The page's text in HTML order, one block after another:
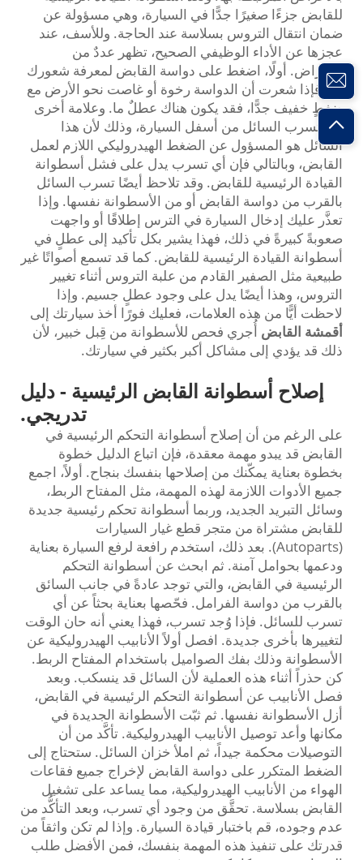
للقابض جزءًا صغيرًا جدًّا في السيارة، وهي مسؤولة عن
ضمان انتقال التروس بسلاسة عند الحاجة. وللأسف، عند
عجزها عن الأداء الوظيفي الصحيح، تظهر عددٌ من
الأعراض. أولًا، اضغط على دواسة القابض لمعرفة شعورك
بها. فإذا شعرت أن الدواسة رخوة أو غاصت نحو الأرض مع
ضغطٍ خفيف جدًّا، فقد يكون هناك عطلٌ ما. وعلامة أخرى
هي تسرب السائل من أسفل السيارة، وذلك لأن هذا
السائل هو المسؤول عن الضغط الهيدروليكي اللازم لعمل
القابض، وبالتالي فإن أي تسرب يدل على فشل أسطوانة
القيادة الرئيسية للقابض. وقد تلاحظ أيضًا تسرب السائل
بالقرب من دواسة القابض أو من الأسطوانة نفسها. وإذا
تعذَّر عليك إدخال السيارة في الترس إطلاقًا أو واجهت
صعوبةً كبيرةً في ذلك، فهذا يشير بكل تأكيد إلى عطلٍ في
أسطوانة القيادة الرئيسية للقابض. كما قد تسمع أصواتًا غير
طبيعية مثل الصفير القادم من علبة التروس أثناء تغيير
التروس، وهذا أيضًا يدل على وجود عطلٍ جسيم. وإذا
لاحظت أيًّا من هذه العلامات، فعليك فورًا أخذ سيارتك إلى
أقمشة القابض أُجري فحص للأسطوانة من قِبل خبير، لأن
ذلك قد يؤدي إلى مشاكل أكبر بكثير في سيارتك.
إصلاح أسطوانة القابض الرئيسية - دليل
تدريجي.
على الرغم من أن إصلاح أسطوانة التحكم الرئيسية في
القابض قد يبدو مهمة معقدة، فإن اتباع الدليل خطوة
بخطوة بعناية يمكّنك من إصلاحها بنفسك بنجاح. أولاً، اجمع
جميع الأدوات اللازمة لهذه المهمة، مثل المفتاح الربط،
وسائل التبريد الجديد، وربما أسطوانة تحكم رئيسية جديدة
للقابض مشتراة من متجر قطع غيار السيارات
(Autoparts). بعد ذلك، استخدم رافعة لرفع السيارة بعناية
ودعمها بحوامل آمنة. ثم ابحث عن أسطوانة التحكم
الرئيسية في القابض، والتي توجد عادةً في جانب السائق
بالقرب من دواسة الفرامل. فحّصها بعناية بحثاً عن أي
تسرب للسائل. فإذا وُجد تسرب، فهذا يعني أنه حان الوقت
لتغييرها بأخرى جديدة. افصل أولاً الأنابيب الهيدروليكية عن
الأسطوانة وذلك بفك الصواميل باستخدام المفتاح الربط.
كن حذراً أثناء هذه العملية لأن السائل قد ينسكب. وبعد
فصل الأنابيب عن أسطوانة التحكم الرئيسية في القابض،
أزل الأسطوانة نفسها. ثم ثبّت الأسطوانة الجديدة في
مكانها وأعد توصيل الأنابيب الهيدروليكية. تأكَّد من أن
التوصيلات محكمة جيداً، ثم املأ خزان السائل. ستحتاج إلى
الضغط المتكرر على دواسة القابض لإخراج جميع فقاعات
الهواء من الأنابيب الهيدروليكية، مما يساعد على تشغيل
القابض بسلاسة. تحقَّق من وجود أي تسرب، وبعد التأكُّد من
عدم وجوده، قم باختبار قيادة السيارة. وإذا لم تكن واثقاً من
قدرتك على تنفيذ هذه المهمة بنفسك، فمن الأفضل طلب